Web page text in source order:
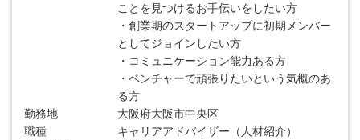
ことを見つけるお手伝いをしたい方
・創業期のスタートアップに初期メンバー
としてジョインしたい方
・コミュニケーション能力ある方
・ベンチャーで頑張りたいという気概のあ
る方
勤務地
大阪府大阪市中央区
職種
キャリアアドバイザー（人材紹介）